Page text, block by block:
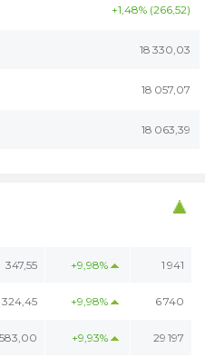
+1,48% (266,52)
18 330,03
18 057,07
18 063,39
347,55 +9,98% 1 941
324,45 +9,98% 6 740
583,00 +9,93% 29 197